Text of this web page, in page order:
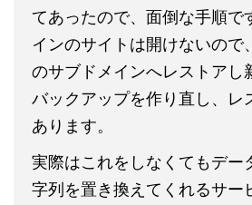
てあったので、面倒な手順で
インのサイトは開けないので
のサブドメインへレストアし
バックアップを作り直し、レ
あります。
実際はこれをしなくてもデー
字列を置き換えてくれるサー